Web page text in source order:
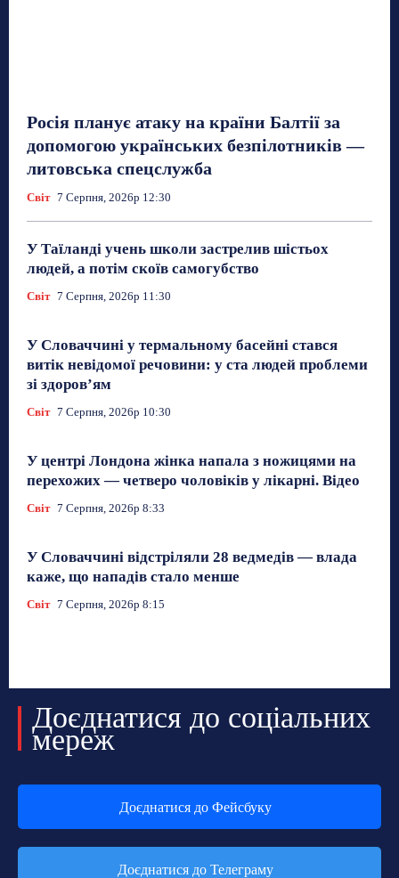
Росія планує атаку на країни Балтії за
допомогою українських безпілотників —
литовська спецслужба
Світ 7 Серпня, 2026р 12:30
У Таїланді учень школи застрелив шістьох
людей, а потім скоїв самогубство
Світ 7 Серпня, 2026р 11:30
У Словаччині у термальному басейні стався
витік невідомої речовини: у ста людей проблеми
зі здоров’ям
Світ 7 Серпня, 2026р 10:30
У центрі Лондона жінка напала з ножицями на
перехожих — четверо чоловіків у лікарні. Відео
Світ 7 Серпня, 2026р 8:33
У Словаччині відстріляли 28 ведмедів — влада
каже, що нападів стало менше
Світ 7 Серпня, 2026р 8:15
Доєднатися до соціальних
мереж
Доєднатися до Фейсбуку
Доєднатися до Телеграму